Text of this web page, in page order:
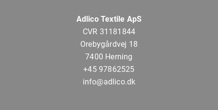
Adlico Textile ApS
CVR 31181844
Orebygårdvej 18
7400 Herning
+45 97862525
info@adlico.dk